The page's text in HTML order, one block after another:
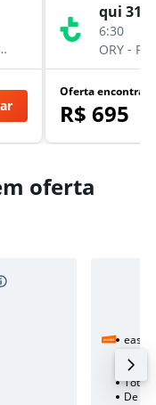
qui 31/
6:30
ORY -
Oferta
R$ 695
oferta
1
Total:
De